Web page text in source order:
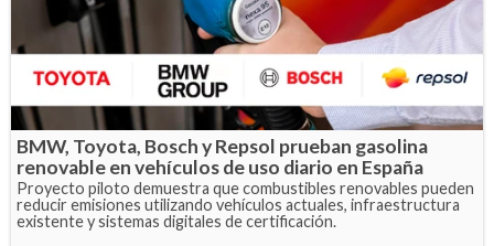
BMW, Toyota, Bosch y Repsol prueban gasolina
renovable en vehículos de uso diario en España
Proyecto piloto demuestra que combustibles renovables pueden
reducir emisiones utilizando vehículos actuales, infraestructura
existente y sistemas digitales de certificación.